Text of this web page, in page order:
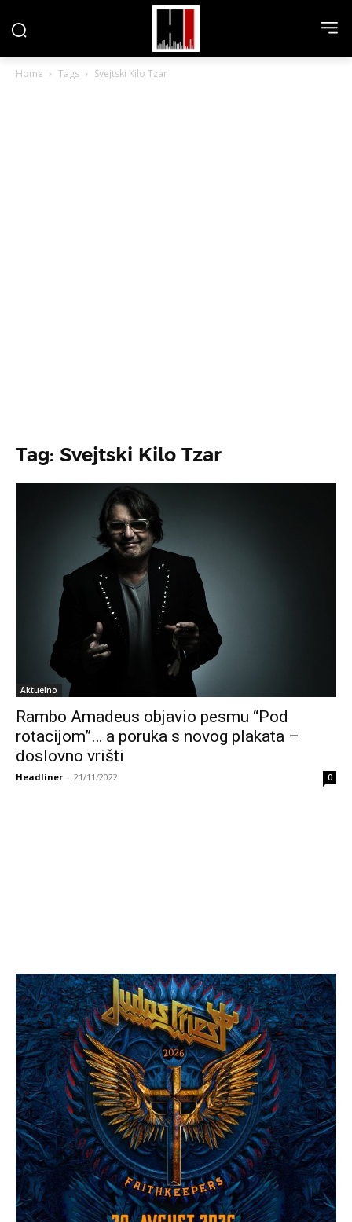
Home Tags Svejtski Kilo Tzar
Tag: Svejtski Kilo Tzar
Aktuelno
Rambo Amadeus objavio pesmu “Pod
rotacijom”… a poruka s novog plakata –
doslovno vrišti
Headliner - 21/11/2022 0